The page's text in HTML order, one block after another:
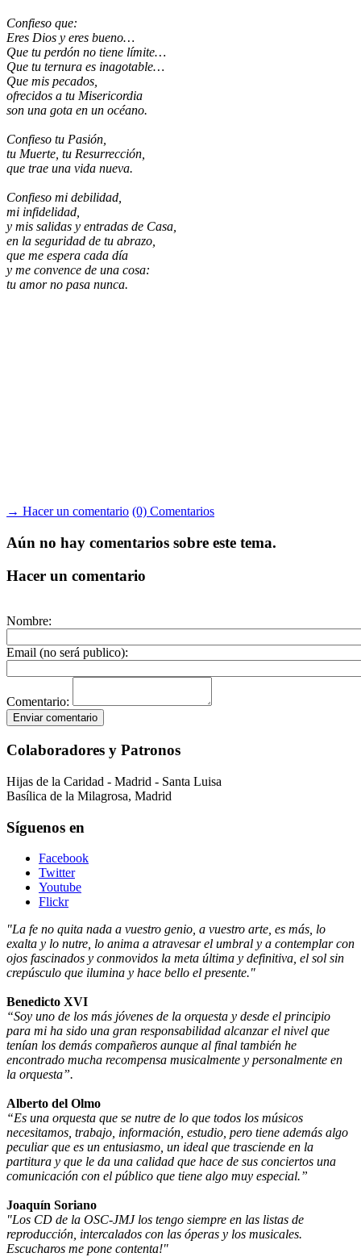
Confieso que:
Eres Dios y eres bueno…
Que tu perdón no tiene límite…
Que tu ternura es inagotable…
Que mis pecados,
ofrecidos a tu Misericordia
son una gota en un océano.
Confieso tu Pasión,
tu Muerte, tu Resurrección,
que trae una vida nueva.
Confieso mi debilidad,
mi infidelidad,
y mis salidas y entradas de Casa,
en la seguridad de tu abrazo,
que me espera cada día
y me convence de una cosa:
tu amor no pasa nunca.
→ Hacer un comentario (0) Comentarios
Aún no hay comentarios sobre este tema.
Hacer un comentario
Nombre:
Email (no será publico):
Comentario:
Colaboradores y Patronos
Hijas de la Caridad - Madrid - Santa Luisa
Basílica de la Milagrosa, Madrid
Síguenos en
Facebook
Twitter
Youtube
Flickr
"La fe no quita nada a vuestro genio, a vuestro arte, es más, lo
exalta y lo nutre, lo anima a atravesar el umbral y a contemplar con
ojos fascinados y conmovidos la meta última y definitiva, el sol sin
crepúsculo que ilumina y hace bello el presente."
Benedicto XVI
“Soy uno de los más jóvenes de la orquesta y desde el principio
para mi ha sido una gran responsabilidad alcanzar el nivel que
tenían los demás compañeros aunque al final también he
encontrado mucha recompensa musicalmente y personalmente en
la orquesta”.
Alberto del Olmo
“Es una orquesta que se nutre de lo que todos los músicos
necesitamos, trabajo, información, estudio, pero tiene además algo
peculiar que es un entusiasmo, un ideal que trasciende en la
partitura y que le da una calidad que hace de sus conciertos una
comunicación con el público que tiene algo muy especial.”
Joaquín Soriano
"Los CD de la OSC-JMJ los tengo siempre en las listas de
reproducción, intercalados con las óperas y los musicales.
Escucharos me pone contenta!"